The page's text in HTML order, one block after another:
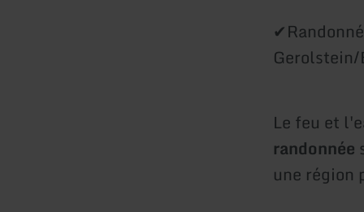
Le feu et
randonnée
une région